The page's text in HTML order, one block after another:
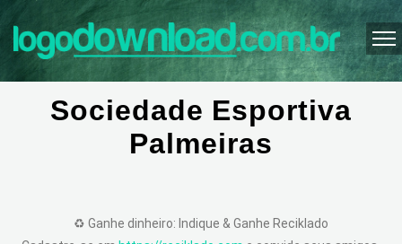
Sociedade Esportiva
Palmeiras
♻️ Ganhe dinheiro: Indique & Ganhe Reciklado